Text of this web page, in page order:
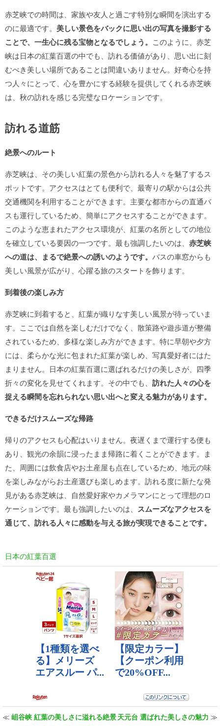
赤芝峡での時間は、家族や友人と過ごす特別な瞬間を演出する
のに最適です。 美しい景色をバックに思い出の写真を撮影する
ことで、一生心に残る宝物となるでしょう。 このように、赤芝
峡は日本の紅葉百選の中でも、訪れる価値があり、思い出に刻
むべき美しい場所であることは間違いありません。好奇心を持
つ人々にとって、心を豊かにする経験を提供してくれる赤芝峡
は、秋の訪れを感じる完璧なロケーションです。
訪れる道筋
絶景へのルート
赤芝峡は、その美しい紅葉の景色から訪れる人々を魅了するス
ポットです。アクセスはとても便利で、最寄りの駅からは公共
交通機関を利用することができます。主要な都市からの直通バ
スも運行しているため、簡単にアクセスすることができます。
このような恵まれたアクセス環境が、紅葉の名所としての地位
を確立している要因の一つです。最も強調したいのは、 赤芝峡
への道は、まるで絶景への誘いのようです。 バスの車窓からも
美しい風景が広がり、心躍る旅のスタートを飾ります。
到着後の楽しみ方
赤芝峡に到着すると、紅葉が織りなす美しい風景が待っていま
す。ここでは自然を楽しむだけでなく、散策路や遊歩道が整備
されているため、多様な楽しみ方ができます。特に早朝や夕方
には、柔らかな光に包まれた紅葉が楽しめ、写真愛好者にはた
まりません。日本の紅葉百選に選ばれるだけの美しさが、四季
折々の変化を見せてくれます。その中でも、 訪れた人々の心を
捉える瞬間を忘れられない思い出へと変える魅力があります。
できるだけスムーズな帰路
帰りのアクセスも心配はいりません。夜遅くまで運行する便も
あり、観光の余韻に浸ったまま帰路に着くことができます。ま
た、周囲には飲食店やお土産屋も点在しているため、地元の味
を楽しみながらお土産選びも楽しめます。訪れる度に新たな発
見がある赤芝峡は、自然愛好家やカメラマンにとって理想のロ
ケーションです。最も強調したいのは、 スムーズなアクセスを
通じて、訪れる人々に感動を与える旅が実現できることです。
日本の紅葉百選
≪ 岨谷峡 紅葉の美しさに溢れる絶景天元台 選ばれた美しさの魅力 ≫